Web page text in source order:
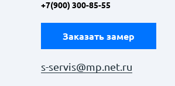
+7(900) 300-85-55
Заказать замер
s-servis@mp.net.ru